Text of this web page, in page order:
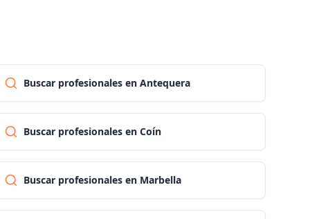
Cantabria
Sevilla
Buscar profesionales en Antequera
Buscar profesionales en Coín
Buscar profesionales en Marbella